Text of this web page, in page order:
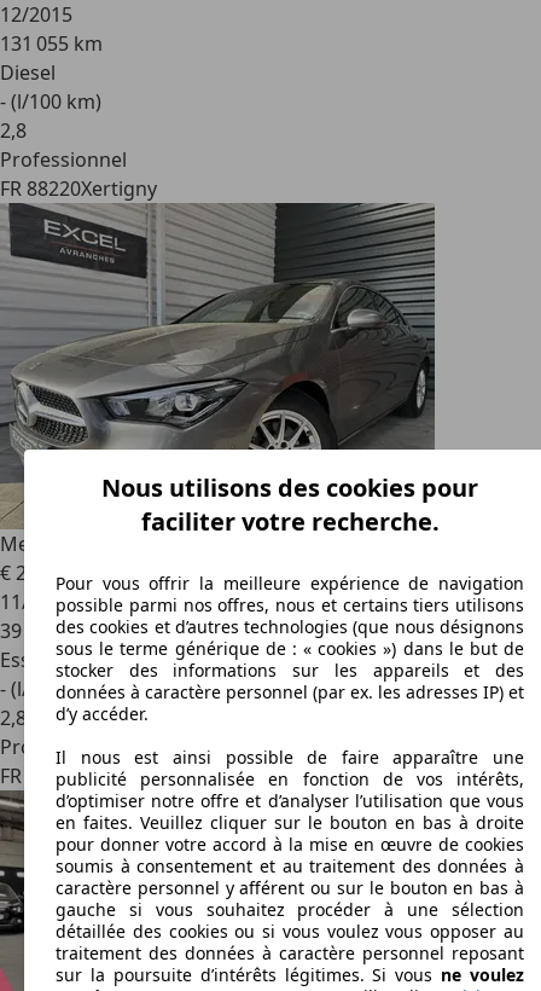
12/2015
131 055 km
Diesel
- (l/100 km)
2,8
Professionnel
FR 88220Xertigny
Mercedes-Benz CLA 180
€ 21 990
11/2020
39 400 km
Essence
- (l/100 km)
2,8
Professionnel
FR 50300Marcey-les-grèves
Nous utilisons des cookies pour
faciliter votre recherche.
Pour vous offrir la meilleure expérience de navigation
possible parmi nos offres, nous et certains tiers utilisons
des cookies et d’autres technologies (que nous désignons
sous le terme générique de : « cookies ») dans le but de
stocker des informations sur les appareils et des
données à caractère personnel (par ex. les adresses IP) et
d’y accéder.
Il nous est ainsi possible de faire apparaître une
publicité personnalisée en fonction de vos intérêts,
d’optimiser notre offre et d’analyser l’utilisation que vous
en faites. Veuillez cliquer sur le bouton en bas à droite
pour donner votre accord à la mise en œuvre de cookies
soumis à consentement et au traitement des données à
caractère personnel y afférent ou sur le bouton en bas à
gauche si vous souhaitez procéder à une sélection
détaillée des cookies ou si vous voulez vous opposer au
traitement des données à caractère personnel reposant
sur la poursuite d’intérêts légitimes. Si vous ne voulez